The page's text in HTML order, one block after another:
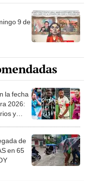
9 de
la fecha
2026:
y
de
en 65